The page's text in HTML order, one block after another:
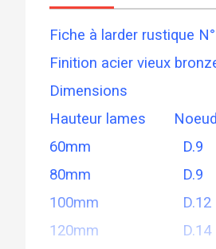
galleryFiche à larder rustique
Finition acier vieux
Dimensions
Hauteur lames
60mm D.9
80mm D.9
100mm D.12
120mm D.14